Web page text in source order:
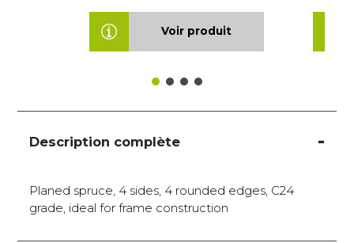
Voir produit
Description complète
Planed spruce, 4 sides, 4 rounded edges, C24
grade, ideal for frame construction